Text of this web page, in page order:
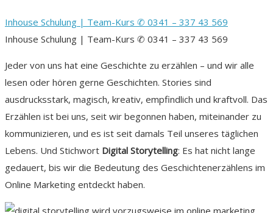
Inhouse Schulung | Team-Kurs ✆ 0341 – 337 43 569
Inhouse Schulung | Team-Kurs ✆ 0341 – 337 43 569
Jeder von uns hat eine Geschichte zu erzählen – und wir alle
lesen oder hören gerne Geschichten. Stories sind
ausdrucksstark, magisch, kreativ, empfindlich und kraftvoll. Das
Erzählen ist bei uns, seit wir begonnen haben, miteinander zu
kommunizieren, und es ist seit damals Teil unseres täglichen
Lebens. Und Stichwort Digital Storytelling: Es hat nicht lange
gedauert, bis wir die Bedeutung des Geschichtenerzählens im
Online Marketing entdeckt haben.